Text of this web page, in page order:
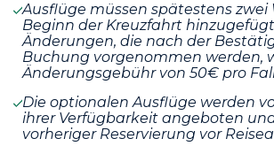
Ausflüge müssen spätestens zwei
Beginn der Kreuzfahrt
Änderungen, die nach der
Buchung vorgenommen werden,
Änderungsgebühr von 50€ pro
Die optionalen Ausflüge werden
ihrer Verfügbarkeit angeboten
vorheriger Reservierung vor